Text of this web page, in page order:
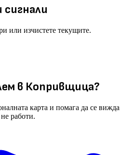
сигнали
или изчистете текущите.
в Копривщица?
карта и помага да се вижда
работи.